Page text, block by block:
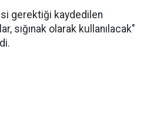
gerektiği kaydedilen
sığınak olarak kullanılacak"